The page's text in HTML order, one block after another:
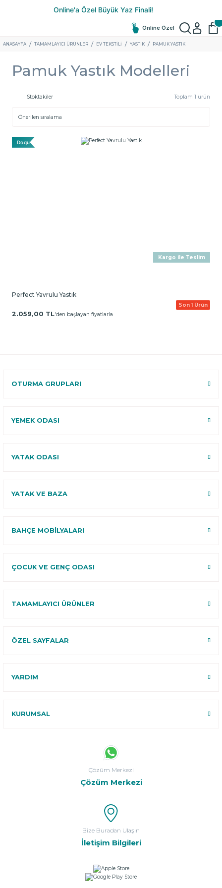
Online Özel
ANASAYFA TAMAMLAYICI ÜRÜNLER EV TEKSTILI YASTIK PAMUK YASTIK
Pamuk Yastık Modelleri
Stoktakiler Toplam 1 ürün
Kargo ile Teslim
Doqu
Son 1 Ürün
Perfect Yavrulu Yastık
2.059,00 TL'den başlayan fiyatlarla
OTURMA GRUPLARI
YEMEK ODASI
YATAK ODASI
YATAK VE BAZA
BAHÇE MOBİLYALARI
ÇOCUK VE GENÇ ODASI
TAMAMLAYICI ÜRÜNLER
ÖZEL SAYFALAR
YARDIM
KURUMSAL
Çözüm Merkezi
Çözüm Merkezi
Bize Buradan Ulaşın
İletişim Bilgileri